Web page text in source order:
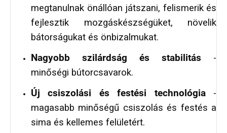
megtanulnak önállóan játszani, felismerik és
fejlesztik mozgáskészségüket, növelik
bátorságukat és önbizalmukat.
Nagyobb szilárdság és stabilitás -
minőségi bútorcsavarok.
Új csiszolási és festési technológia-
magasabb minőségű csiszolás és festés a
sima és kellemes felületért.